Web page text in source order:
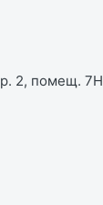
2, помещ. 7Н